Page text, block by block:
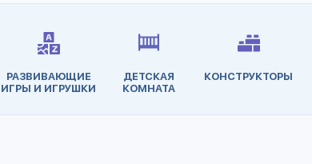
РАЗВИВАЮЩИЕ
ИГРЫ И ИГРУШКИ
ДЕТСКАЯ
КОМНАТА
КОНСТРУКТОРЫ